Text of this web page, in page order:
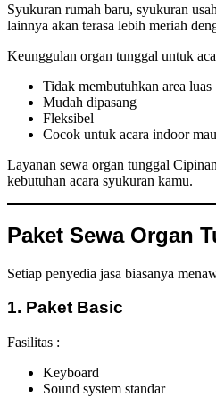
Syukuran rumah baru, syukuran
lainnya akan terasa lebih meriah
Keunggulan organ tunggal untuk
Tidak membutuhkan area luas
Mudah dipasang
Fleksibel
Cocok untuk acara indoor
Layanan sewa organ tunggal
kebutuhan acara syukuran kamu.
Paket Sewa Organ
Setiap penyedia jasa biasanya
1. Paket Basic
Fasilitas :
Keyboard
Sound system standar